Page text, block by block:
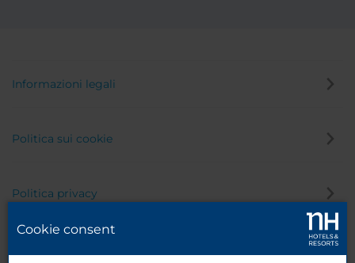
Informazioni legali
Politica sui cookie
Politica privacy
Cookie consent